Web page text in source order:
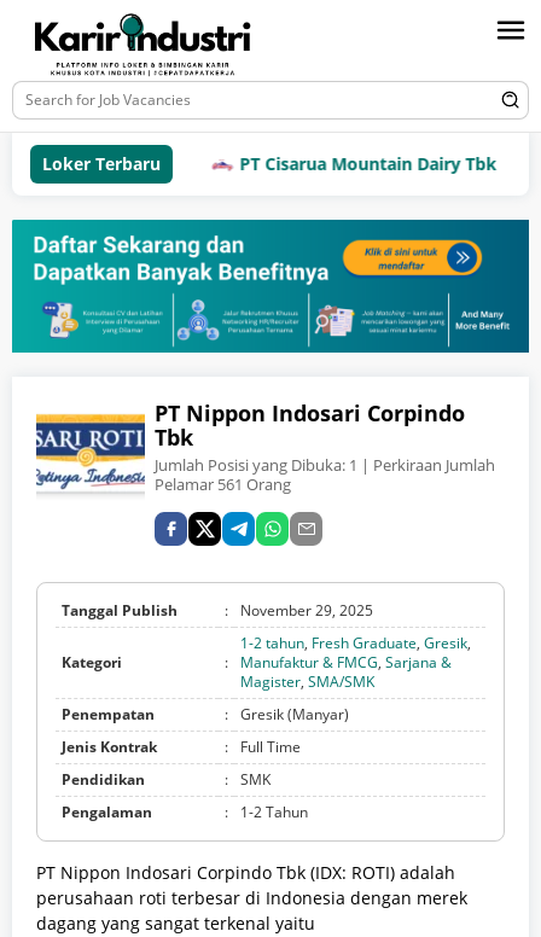
Loker Terbaru PT Cisarua Mountain Dairy Tbk
PT Nippon Indosari Corpindo
Tbk
Jumlah Posisi yang Dibuka: 1 | Perkiraan Jumlah
Pelamar 561 Orang
Tanggal Publish : November 29, 2025
Kategori :
1-2 tahun, Fresh Graduate, Gresik,
Manufaktur & FMCG, Sarjana &
Magister, SMA/SMK
Penempatan
: Gresik (Manyar)
Jenis Kontrak
:
Full Time
Pendidikan
: SMK
Pengalaman
: 1-2 Tahun
PT Nippon Indosari Corpindo Tbk (IDX: ROTI) adalah
perusahaan roti terbesar di Indonesia dengan merek
dagang yang sangat terkenal yaitu